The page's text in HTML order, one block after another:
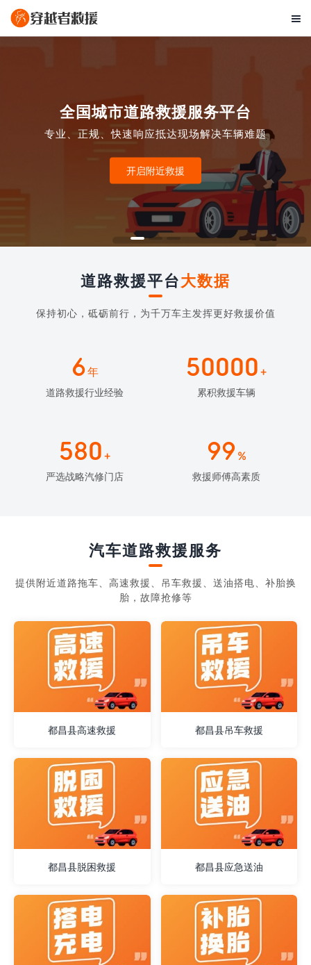

全国城市道路救援服务平台
专业、正规、快速响应抵达现场解决车辆难题
开启附近救援
道路救援平台大数据
保持初心，砥砺前行，为千万车主发挥更好救援价值
6年
道路救援行业经验
50000 +
累积救援车辆
580 +
严选战略汽修门店
99 %
救援师傅高素质
汽车道路救援服务
提供附近道路拖车、高速救援、吊车救援、送油搭电、补胎换
胎，故障抢修等
都昌县高速救援 都昌县吊车救援
都昌县脱困救援 都昌县应急送油